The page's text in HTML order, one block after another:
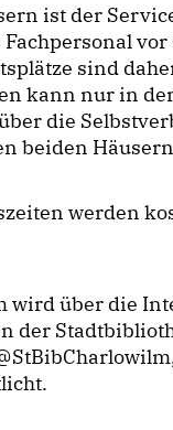
ist der
sind
kann nur in
die
beiden
werden
wird über die
der